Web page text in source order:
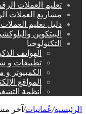
تعليم العملات
مشاريع العملات
دليل تعليم
البيتكوين
التكنولوجيا
الهواتف
تطبيقات و
الكمبيوتر و
المواقع
أنظمة
الرئيسية/عُمانيات/ آخر